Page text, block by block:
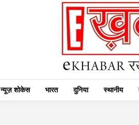
न्यूज़ शोकेस भारत दुनिया स्थानीय